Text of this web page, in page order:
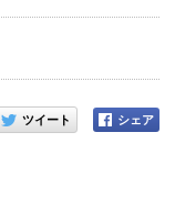
イテムをシェアする